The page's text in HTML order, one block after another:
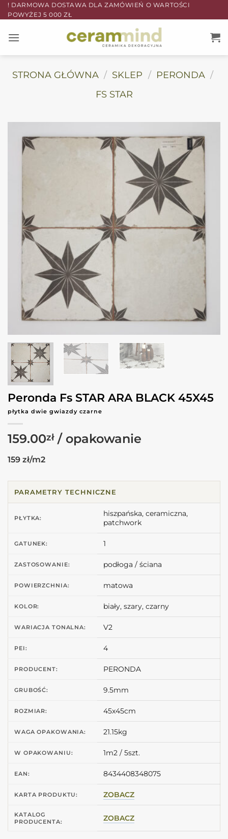
Przewiń
do
! DARMOWA DOSTAWA DLA ZAMÓWIEŃ O WARTOŚCI
POWYŻEJ 5 000 ZŁ
STRONA GŁÓWNA / SKLEP / PERONDA /
FS STAR
Peronda Fs STAR ARA BLACK 45X45
płytka dwie gwiazdy czarne
159.00zł
159 zł/m2
PARAMETRY TECHNICZNE
PŁYTKA:
hiszpańska, ceramiczna,
patchwork
GATUNEK: 1
ZASTOSOWANIE: podłoga / ściana
POWIERZCHNIA: matowa
KOLOR: biały, szary, czarny
WARIACJA TONALNA: V2
PEI: 4
PRODUCENT: PERONDA
GRUBOŚĆ: 9.5mm
ROZMIAR: 45x45cm
WAGA OPAKOWANIA: 21.15kg
W OPAKOWANIU: 1m2 / 5szt.
EAN: 8434408348075
KARTA PRODUKTU: ZOBACZ
KATALOG
PRODUCENTA:
ZOBACZ